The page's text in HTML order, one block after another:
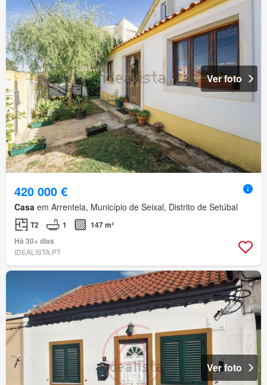
Ver foto
420 000 €
Casa em Arrentela, Município de Seixal, Distrito de Setúbal
T2 1
147 m²
Há 30+ dias
IDEALISTA.PT
Ver foto